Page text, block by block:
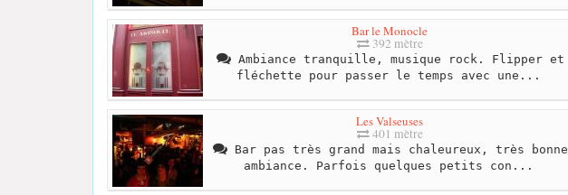
Bar le Monocle
392 mètre
Ambiance tranquille, musique rock. Flipper et
fléchette pour passer le temps avec une...
Les Valseuses
401 mètre
Bar pas très grand mais chaleureux, très bonne
ambiance. Parfois quelques petits con...